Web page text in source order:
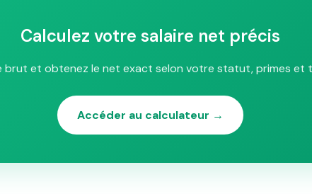
Calculez votre salaire net précis
brut et obtenez le net exact selon votre statut, primes et
Accéder au calculateur →